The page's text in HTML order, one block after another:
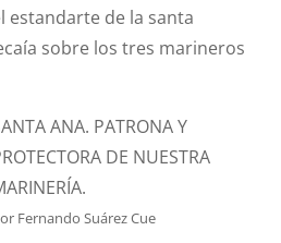
de la santa
sobre los tres marineros
ANA. PATRONA Y
DE NUESTRA
Fernando Suárez Cue